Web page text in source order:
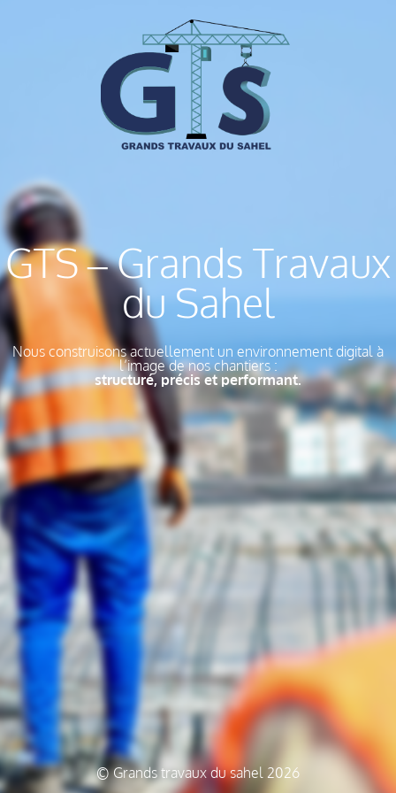
GTS – Grands Travaux
du Sahel
Nous construisons actuellement un environnement digital à
l’image de nos chantiers :
structuré, précis et performant.
© Grands travaux du sahel 2026